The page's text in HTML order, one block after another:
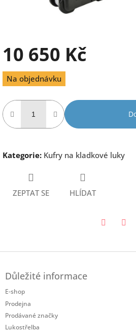
10 650 Kč
Měrná
cena:
Na objednávku
Kategorie: Kufry na kladkové luky
ZEPTAT SE HLÍDAT
Důležité informace
E-shop
Prodejna
Prodávané značky
Lukostřelba